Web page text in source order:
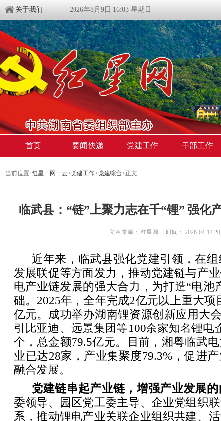
关于我们 2026年8月9日 16:03 星期日
首页 要闻快递 党建工作 干部工作
当前位置: 红星一网一云>党建工作>党建综合>正文
临武县：“链”上聚力志在千“锂” 强化
文章来源： 红星网 时间： 2026-04-14
近年来，临武县强化党建引领，在
发展联促等方面发力，推动党建链与产
电产业链发展的强大合力，为打造“电池
础。2025年，全年完成2亿元以上重大项
亿元。成功举办湖南锂资源创新应用大
引比亚迪、远景集团等100余家知名锂电
个，总金额79.5亿元。目前，湘粤临武
业已达28家，产业集聚度79.3%，促进
融合发展。
党建链串起产业链，增强产业发展
委领导、园区党工委主导、企业党组织
系，推动锂电产业关联企业组织共建、